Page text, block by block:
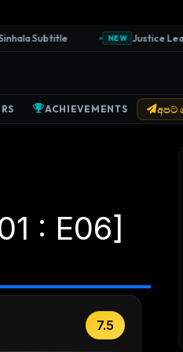
Subtitle NEW Justice
ACHIEVEMENTS අපට
: E06]
7.5